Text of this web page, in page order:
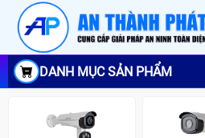
DANH MỤC SẢN PHẨM